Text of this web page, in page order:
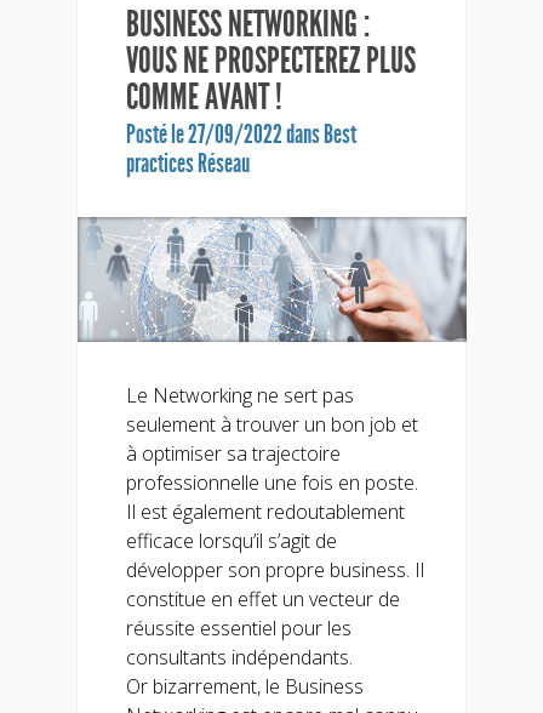
BUSINESS NETWORKING :
VOUS NE PROSPECTEREZ PLUS
COMME AVANT !
Posté le 27/09/2022 dansBest
practices Réseau
Le Networking ne sert pas
seulement à trouver un bon job et
à optimiser sa trajectoire
professionnelle une fois en poste.
Il est également redoutablement
efficace lorsqu’il s’agit de
développer son propre business. Il
constitue en effet un vecteur de
réussite essentiel pour les
consultants indépendants.
Or bizarrement, le Business